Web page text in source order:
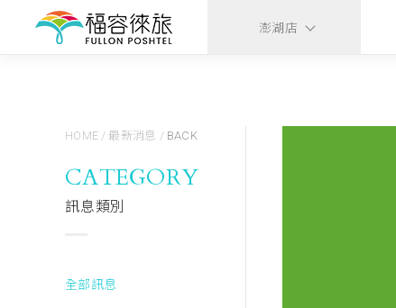
澎湖店
HOME / 最新消息 / BACK
CATEGORY
訊息類別
全部訊息